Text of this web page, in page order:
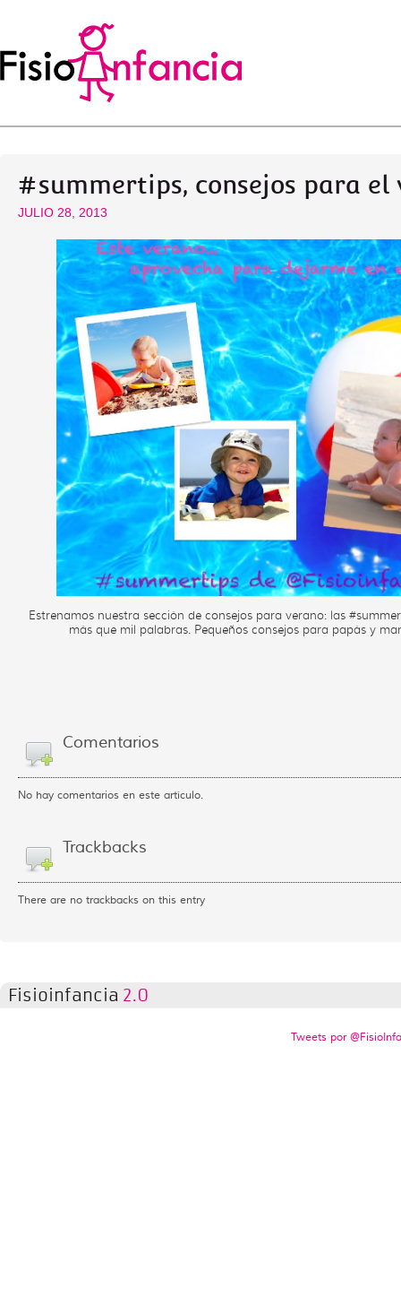
#summertips, consejos para el
JULIO 28, 2013
Estrenamos nuestra sección de consejos para verano: las
más que mil palabras. Pequeños consejos para papás y
Comentarios
No hay comentarios en este artículo.
Trackbacks
There are no trackbacks on this entry
Fisioinfancia 2.0
Tweets por